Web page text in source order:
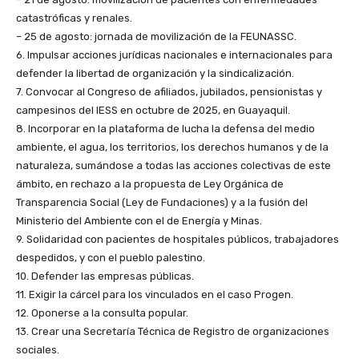
catastróficas y renales.
– 25 de agosto: jornada de movilización de la FEUNASSC.
6. Impulsar acciones jurídicas nacionales e internacionales para
defender la libertad de organización y la sindicalización.
7. Convocar al Congreso de afiliados, jubilados, pensionistas y
campesinos del IESS en octubre de 2025, en Guayaquil.
8. Incorporar en la plataforma de lucha la defensa del medio
ambiente, el agua, los territorios, los derechos humanos y de la
naturaleza, sumándose a todas las acciones colectivas de este
ámbito, en rechazo a la propuesta de Ley Orgánica de
Transparencia Social (Ley de Fundaciones) y a la fusión del
Ministerio del Ambiente con el de Energía y Minas.
9. Solidaridad con pacientes de hospitales públicos, trabajadores
despedidos, y con el pueblo palestino.
10. Defender las empresas públicas.
11. Exigir la cárcel para los vinculados en el caso Progen.
12. Oponerse a la consulta popular.
13. Crear una Secretaría Técnica de Registro de organizaciones
sociales.